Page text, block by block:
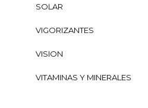
SOLAR
VIGORIZANTES
VISION
VITAMINAS Y MINERALES